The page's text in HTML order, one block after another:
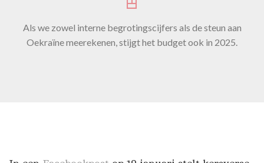
Als we zowel interne begrotingscijfers als de steun aan
Oekraïne meerekenen, stijgt het budget ook in 2025.